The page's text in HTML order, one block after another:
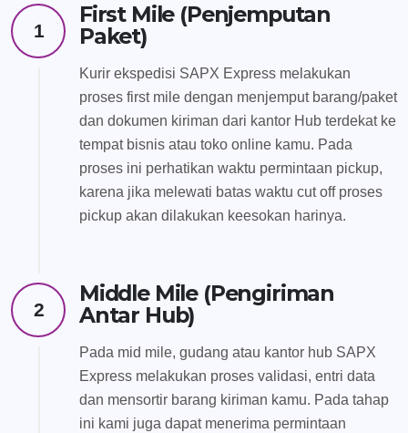
1
First Mile (Penjemputan
Paket)
Kurir ekspedisi SAPX Express melakukan
proses first mile dengan menjemput barang/paket
dan dokumen kiriman dari kantor Hub terdekat ke
tempat bisnis atau toko online kamu. Pada
proses ini perhatikan waktu permintaan pickup,
karena jika melewati batas waktu cut off proses
pickup akan dilakukan keesokan harinya.
2
Middle Mile (Pengiriman
Antar Hub)
Pada mid mile, gudang atau kantor hub SAPX
Express melakukan proses validasi, entri data
dan mensortir barang kiriman kamu. Pada tahap
ini kami juga dapat menerima permintaan